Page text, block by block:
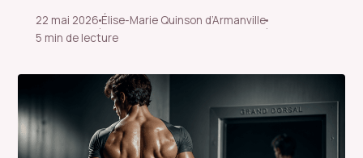
22 mai 2026
·
Élise-Marie Quinson d’Armanville
·
5 min de lecture